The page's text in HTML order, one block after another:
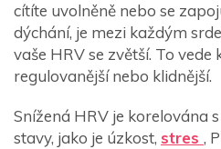
cítíte uvolněně nebo se
dýchání, je mezi každým
vaše HRV se zvětší. To
regulovanější nebo klidnější.
Snížená HRV je korelována
stavy, jako je úzkost, stres ,